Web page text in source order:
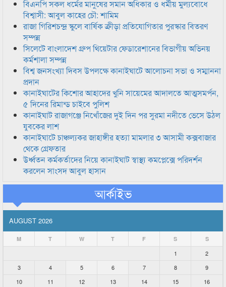
বিএনপি সকল ধর্মের মানুষের সমান অধিকার ও ধর্মীয় মুল্যবোধে
বিশ্বাসী: আবুল কাহের চৌ: শামিম
রাজা গিরিশচন্দ্র স্কুলে বার্ষিক ক্রীড়া প্রতিযোগিতার পুরস্কার বিতরণ
সম্পন্ন
সিলেটে বাংলাদেশ গ্রুপ থিয়েটার ফেডারেশানের বিভাগীয় অভিনয়
কর্মশালা সম্পন্ন
বিশ্ব জনসংখ্যা দিবস উপলক্ষে কানাইঘাটে আলোচনা সভা ও সম্মাননা
প্রদান
কানাইঘাটের কিশোর আহাদের খুনি সায়েমের আদালতে আত্মসমর্পন,
৫ দিনের রিমান্ড চাইবে পুলিশ
কানাইঘাট রাজাগঞ্জে নিখোঁজের দুই দিন পর সুরমা নদীতে ভেসে উঠল
যুবকের লাশ
কানাইঘাটে চাঞ্চল্যকর জাহাঙ্গীর হত্যা মামলার ৩ আসামী কক্সবাজার
থেকে গ্রেফতার
উর্ধ্বতন কর্মকর্তাদের নিয়ে কানাইঘাট স্বাস্থ্য কমপ্লেক্সে পরিদর্শন
করলেন সাংসদ আবুল হাসান
আর্কাইভ
AUGUST 2026
M T W T F S S
1
2
3
4 5 6 7 8
9
10
11 12 13 14 15 16